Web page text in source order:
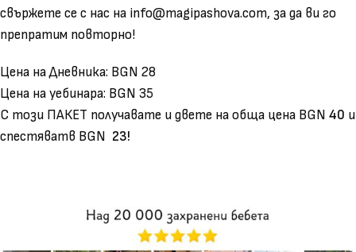
свържете се с нас на info@magipashova.com, за да ви го
препратим повторно!
Цена на Дневника: BGN 28
Цена на уебинара: BGN 35
С този ПАКЕТ получавате и двете на обща цена BGN 40 и
спестяватв BGN 23!